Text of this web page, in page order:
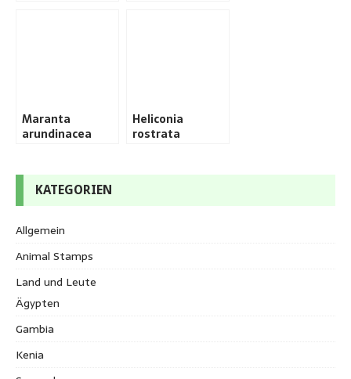
Maranta
arundinacea
Heliconia
rostrata
KATEGORIEN
Allgemein
Animal Stamps
Land und Leute
Ägypten
Gambia
Kenia